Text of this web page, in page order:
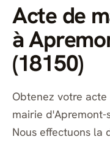
Acte de
à
(18150)
Obtenez votre
mairie
Nous effectuons la